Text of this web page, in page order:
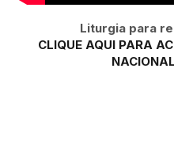
Liturgia para
CLIQUE AQUI PARA